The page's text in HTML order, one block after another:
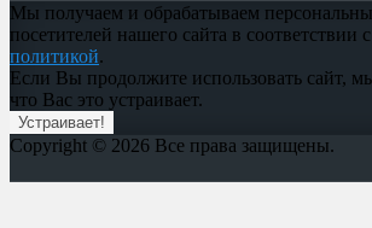
Мы получаем и обрабатываем
посетителей нашего сайта в соответствии с
политикой.
Если Вы продолжите использовать сайт,
что Вас это устраивает.
Устраивает!
Copyright © 2026 Все права защищены.